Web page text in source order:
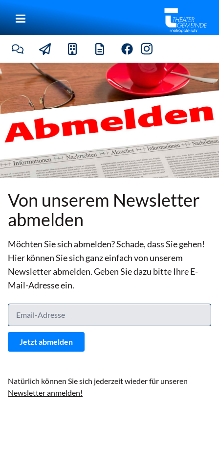
|
Von unserem Newsletter
abmelden
Möchten Sie sich abmelden? Schade, dass Sie gehen!
Hier können Sie sich ganz einfach von unserem
Newsletter abmelden. Geben Sie dazu bitte Ihre E-
Mail-Adresse ein.
Jetzt abmelden
Natürlich können Sie sich jederzeit wieder für unseren
Newsletter anmelden!